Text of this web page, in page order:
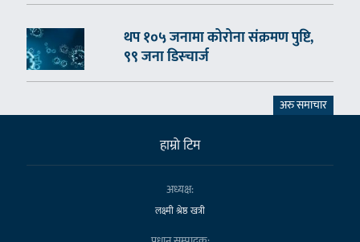
थप १०५ जनामा कोरोना संक्रमण पुष्टि,
९९ जना डिस्चार्ज
अरु समाचार
हाम्राे टिम
अध्यक्ष:
लक्ष्मी श्रेष्ठ खत्री